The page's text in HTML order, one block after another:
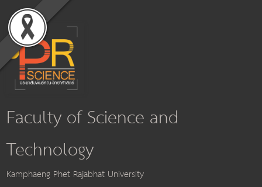
Faculty of Science and
Technology
Kamphaeng Phet Rajabhat University